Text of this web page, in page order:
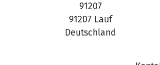
91207
91207 Lauf
Deutschland